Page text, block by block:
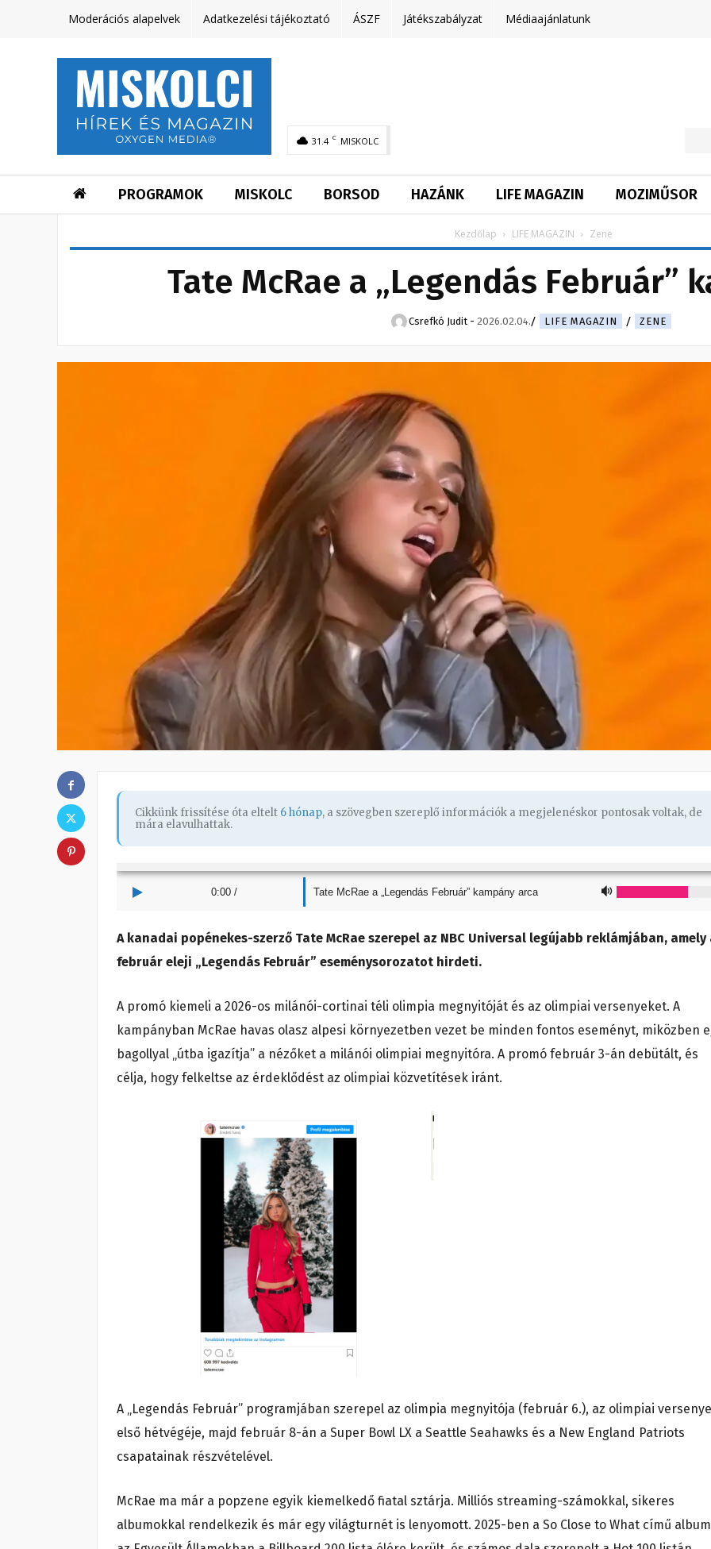
Moderációs alapelvek Adatkezelési tájékoztató ÁSZF Játékszabályzat Médiaajánlatunk
31.4 C MISKOLC
PROGRAMOK MISKOLC BORSOD HAZÁNK LIFE MAGAZIN MOZIMŰSOR
Kezdőlap LIFE MAGAZIN Zene
Tate McRae a „Legendás Február”
Csrefkó Judit - 2026.02.04. LIFE MAGAZIN ZENE
Cikkünk frissítése óta eltelt 6 hónap, a szövegben szereplő információk a megjelenéskor pontosak voltak, de
mára elavulhattak.
0:00 / Tate McRae a „Legendás Február” kampány arca
A kanadai popénekes-szerző Tate McRae szerepel az NBC Universal legújabb reklámjában, amely
február eleji „Legendás Február” eseménysorozatot hirdeti.
A promó kiemeli a 2026-os milánói-cortinai téli olimpia megnyitóját és az olimpiai versenyeket. A
kampányban McRae havas olasz alpesi környezetben vezet be minden fontos eseményt, miközben
bagollyal „útba igazítja” a nézőket a milánói olimpiai megnyitóra. A promó február 3-án debütált, és
célja, hogy felkeltse az érdeklődést az olimpiai közvetítések iránt.
A „Legendás Február” programjában szerepel az olimpia megnyitója (február 6.), az olimpiai
első hétvégéje, majd február 8-án a Super Bowl LX a Seattle Seahawks és a New England Patriots
csapatainak részvételével.
McRae ma már a popzene egyik kiemelkedő fiatal sztárja. Milliós streaming-számokkal, sikeres
albumokkal rendelkezik és már egy világturnét is lenyomott. 2025-ben a So Close to What című